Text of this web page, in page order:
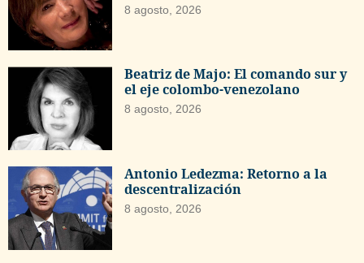
8 agosto, 2026
Beatriz de Majo: El comando sur y
el eje colombo-venezolano
8 agosto, 2026
Antonio Ledezma: Retorno a la
descentralización
8 agosto, 2026